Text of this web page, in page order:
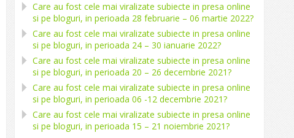
Care au fost cele mai viralizate subiecte in presa online
si pe bloguri, in perioada 28 februarie – 06 martie 2022?
Care au fost cele mai viralizate subiecte in presa online
si pe bloguri, in perioada 24 – 30 ianuarie 2022?
Care au fost cele mai viralizate subiecte in presa online
si pe bloguri, in perioada 20 – 26 decembrie 2021?
Care au fost cele mai viralizate subiecte in presa online
si pe bloguri, in perioada 06 -12 decembrie 2021?
Care au fost cele mai viralizate subiecte in presa online
si pe bloguri, in perioada 15 – 21 noiembrie 2021?